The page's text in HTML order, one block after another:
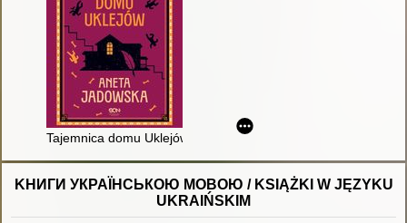
Tajemnica domu Uklejów
KНИГИ УКРАЇНСЬКОЮ МОВОЮ / KSIĄŻKI W JĘZYKU
UKRAIŃSKIM